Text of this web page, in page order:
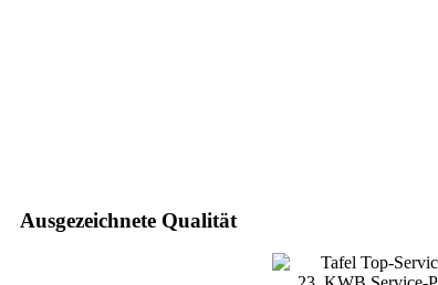
Ausgezeichnete Qualität